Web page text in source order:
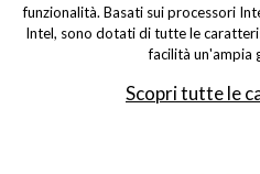
funzionalità. Basati sui processori
Intel, sono dotati di tutte le
facilità un'ampia
Scopri tutte le